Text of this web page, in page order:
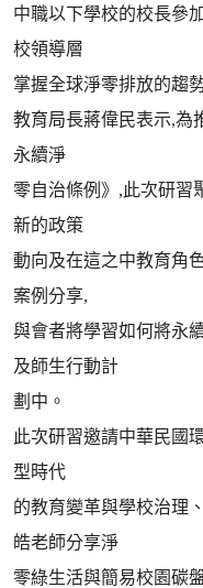
中職以下學校的校長參
校領導層
掌握全球淨零排放的趨
教育局長蔣偉民表示,為
永續淨
零自治條例》,此次研習
新的政策
動向及在這之中教育角
案例分享,
與會者將學習如何將永
及師生行動計
劃中。
此次研習邀請中華民國
型時代
的教育變革與學校治理
皓老師分享淨
零綠生活與簡易校園碳